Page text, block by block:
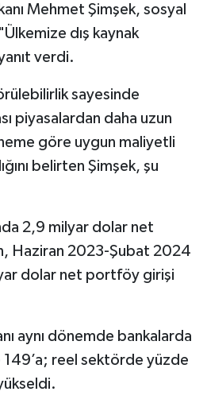
Mehmet Şimşek, sosyal
dış kaynak
verdi.
sayesinde
piyasalardan daha uzun
göre uygun maliyetli
belirten Şimşek, şu
2,9 milyar dolar net
Haziran 2023-Şubat 2024
dolar net portföy girişi
aynı dönemde bankalarda
reel sektörde yüzde